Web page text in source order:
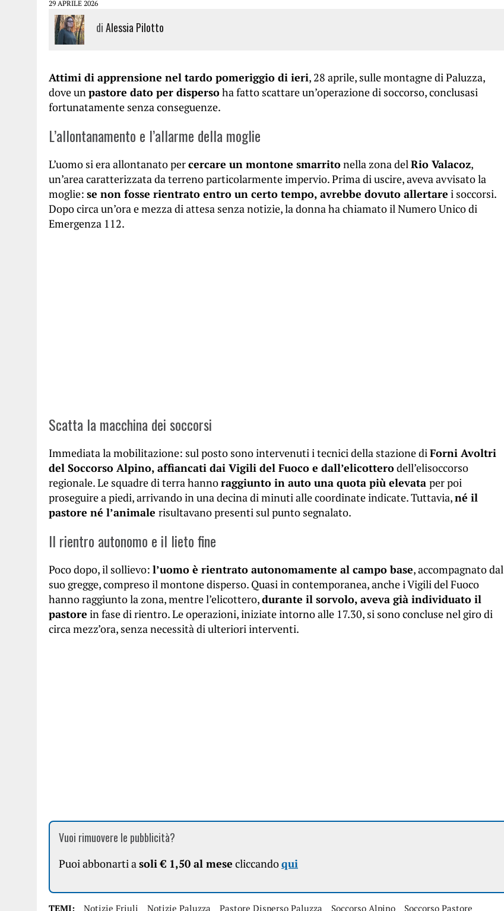
29 APRILE 2026
diAlessia Pilotto
Attimi di apprensione nel tardo pomeriggio di ieri, 28 aprile, sulle montagne di Paluzza,
dove unpastore dato per dispersoha fatto scattare un’operazione di soccorso, conclusasi
fortunatamente senza conseguenze.
L’allontanamento e l’allarme della moglie
L’uomo si era allontanato percercare un montone smarritonella zona delRio Valacoz,
un’area caratterizzata da terreno particolarmente impervio. Prima di uscire, aveva avvisato la
moglie: se non fosse rientrato entro un certo tempo, avrebbe dovuto allertare i soccorsi.
Dopo circa un’ora e mezza di attesa senza notizie, la donna ha chiamato il Numero Unico di
Emergenza 112.
Scatta la macchina dei soccorsi
Immediata la mobilitazione: sul posto sono intervenuti i tecnici della stazione diForni Avoltri
del Soccorso Alpino, affiancati dai Vigili del Fuoco e dall’elicotterodell’elisoccorso
regionale. Le squadre di terra hannoraggiunto in auto una quota più elevata per poi
proseguire a piedi, arrivando in una decina di minuti alle coordinate indicate. Tuttavia,né il
pastore né l’animale risultavano presenti sul punto segnalato.
Il rientro autonomo e il lieto fine
Poco dopo, il sollievo: l’uomo è rientrato autonomamente al campo base, accompagnato dal
suo gregge, compreso il montone disperso. Quasi in contemporanea, anche i Vigili del Fuoco
hanno raggiunto la zona, mentre l’elicottero,durante il sorvolo, aveva già individuato il
pastore in fase di rientro. Le operazioni, iniziate intorno alle 17.30, si sono concluse nel giro di
circa mezz’ora, senza necessità di ulteriori interventi.
Vuoi rimuovere le pubblicità?
Puoi abbonarti asoli € 1,50 al mese cliccandoqui
TEMI: Notizie Friuli Notizie Paluzza Pastore Disperso Paluzza Soccorso Alpino Soccorso Pastore